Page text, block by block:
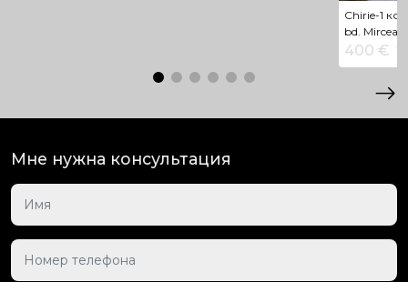
Chirie-1
bd. Mircea
400 €
Мне нужна консультация